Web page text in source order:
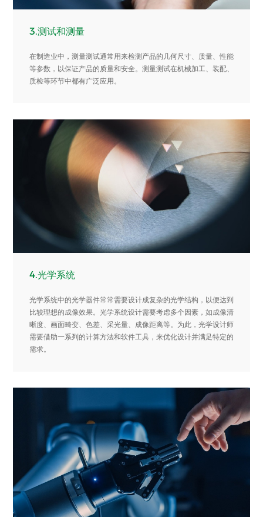
3.测试和测量
在制造业中，测量测试通常用来检测产品的几何尺寸、质量、性能
等参数，以保证产品的质量和安全。测量测试在机械加工、装配、
质检等环节中都有广泛应用。
4.光学系统
光学系统中的光学器件常常需要设计成复杂的光学结构，以便达到
比较理想的成像效果。光学系统设计需要考虑多个因素，如成像清
晰度、画面畸变、色差、采光量、成像距离等。为此，光学设计师
需要借助一系列的计算方法和软件工具，来优化设计并满足特定的
需求。